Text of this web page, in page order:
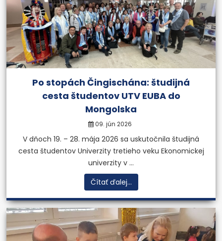
Po stopách Čingischána: študijná
cesta študentov UTV EUBA do
Mongolska
09. jún 2026
V dňoch 19. – 28. mája 2026 sa uskutočnila študijná
cesta študentov Univerzity tretieho veku Ekonomickej
univerzity v ...
Čítať ďalej...